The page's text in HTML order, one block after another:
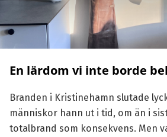
En lärdom vi inte borde
Branden i Kristinehamn slutade
människor hann ut i tid, om än i
totalbrand som konsekvens. Men